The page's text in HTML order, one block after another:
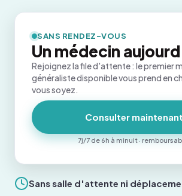
Sans salle d'attente ni
SANS RENDEZ-VOUS
Un médecin
Rejoignez la file d'attente : le premier
généraliste disponible vous prend en
vous soyez.
Consulter maintenant
7j/7 de 6h à minuit ·